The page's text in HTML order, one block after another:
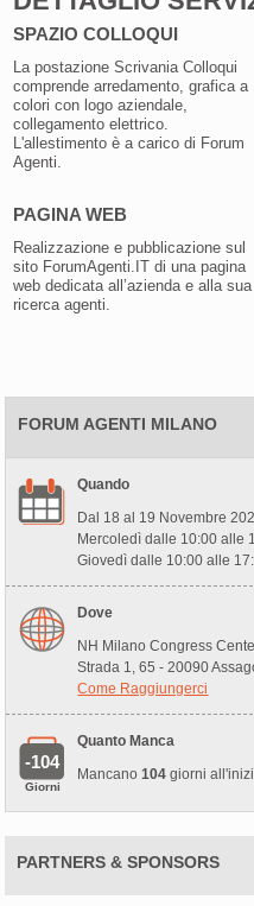
SPAZIO COLLOQUI
La postazione Scrivania Colloqui
comprende arredamento, grafica a
colori con logo aziendale,
collegamento elettrico.
L'allestimento è a carico di Forum
Agenti.
PAGINA WEB
Realizzazione e pubblicazione sul
sito ForumAgenti.IT di una pagina
web dedicata all’azienda e alla sua
ricerca agenti.
FORUM AGENTI MILANO
Quando
Dal 18 al 19 Novembre
Mercoledì dalle 10:00 alle
Giovedì dalle 10:00 alle
Dove
NH Milano Congress
Strada 1, 65 - 20090
Come Raggiungerci
-104
Giorni
Quanto Manca
Mancano104 giorni
PARTNERS & SPONSORS